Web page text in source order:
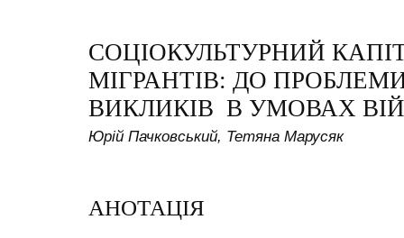
СОЦІОКУЛЬТУРНИЙ
МІГРАНТІВ: ДО
ВИКЛИКІВ В УМОВАХ
Юрій Пачковський, Тетяна Марусяк
АНОТАЦІЯ